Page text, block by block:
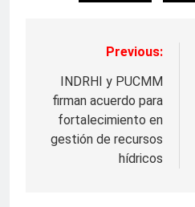
Navegación
de
entradas
Previous:
INDRHI y PUCMM
firman acuerdo para
fortalecimiento en
gestión de recursos
hídricos